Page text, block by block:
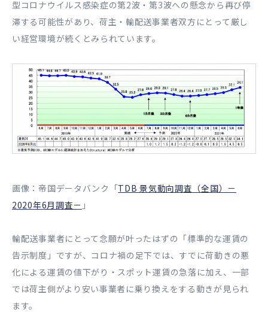
型コロナウイルス感染症の第2波・第3波への懸念から再び停
滞する可能性があり、荷主・輸配送事業者双方にとって厳し
い経営環境が続くとみられています。
画像：帝国データバンク「TDB 景気動向調査（全国）－
2020年6月調査－ 」
輸配送事業者にとって念願が叶ったはずの「標準的な運賃の
告示制度」ですが、コロナ禍の足下では、すでに荷動きの悪
化による運賃の値下がり・スポット運賃の急落に加え、一部
では荷主側がより安い事業者に乗り換えをする動きが見られ
ます。